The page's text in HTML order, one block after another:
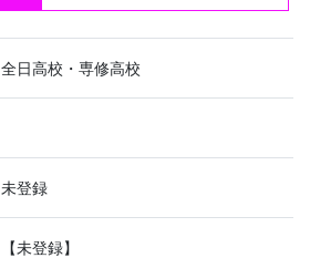
全日高校・専修高校
未登録
【未登録】